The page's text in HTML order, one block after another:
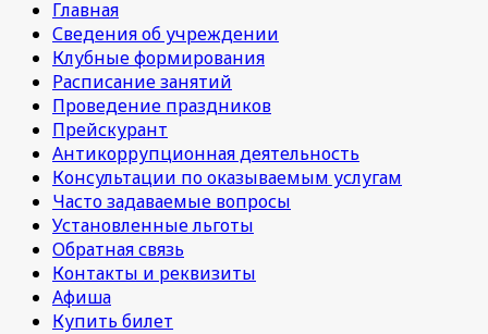
Главная
Сведения об учреждении
Клубные формирования
Расписание занятий
Проведение праздников
Прейскурант
Антикоррупционная деятельность
Консультации по оказываемым услугам
Часто задаваемые вопросы
Установленные льготы
Обратная связь
Контакты и реквизиты
Афиша
Купить билет